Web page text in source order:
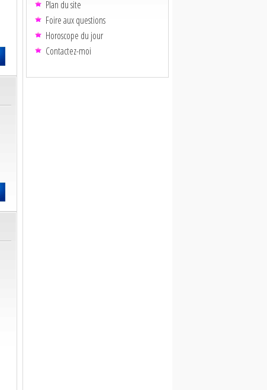
Plan du site
Foire aux questions
Horoscope du jour
Contactez-moi